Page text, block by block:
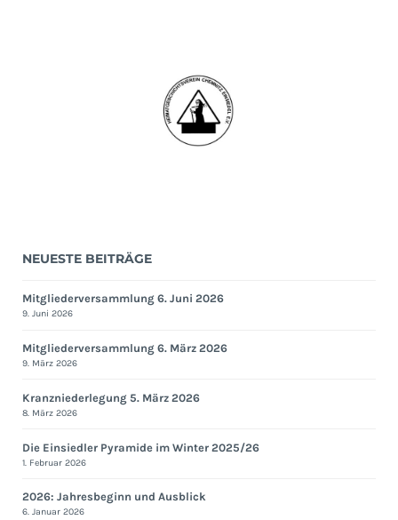
NEUESTE BEITRÄGE
Mitgliederversammlung 6. Juni 2026
9. Juni 2026
Mitgliederversammlung 6. März 2026
9. März 2026
Kranzniederlegung 5. März 2026
8. März 2026
Die Einsiedler Pyramide im Winter 2025/26
1. Februar 2026
2026: Jahresbeginn und Ausblick
6. Januar 2026